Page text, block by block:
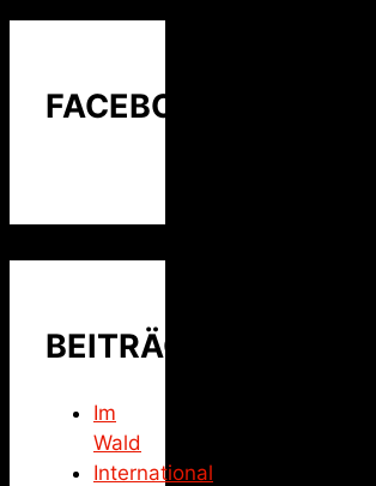
FACEBOOK
BEITRÄGE
Im
Wald
International